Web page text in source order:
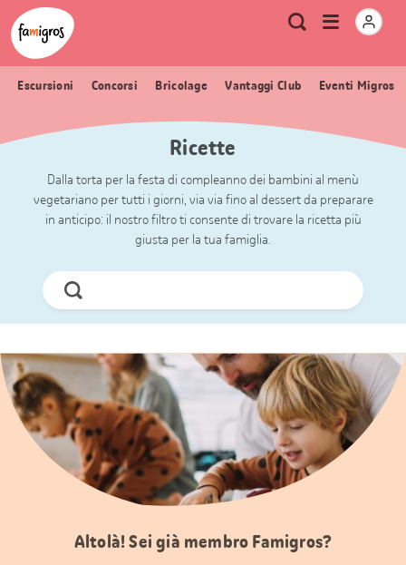
Navigazione
segnalibri
Header
Logo Metanavigazione
Ricerca
Apri
menu
Escursioni Concorsi Bricolage Vantaggi Club Eventi Migros
Ricette
Dalla torta per la festa di compleanno dei bambini al menù
vegetariano per tutti i giorni, via via fino al dessert da preparare
in anticipo: il nostro filtro ti consente di trovare la ricetta più
giusta per la tua famiglia.
Cerca
ora
Altolà! Sei già membro Famigros?